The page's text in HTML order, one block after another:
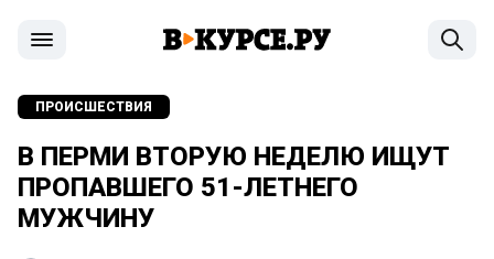
ПРОИСШЕСТВИЯ
В ПЕРМИ ВТОРУЮ НЕДЕЛЮ ИЩУТ
ПРОПАВШЕГО 51-ЛЕТНЕГО
МУЖЧИНУ